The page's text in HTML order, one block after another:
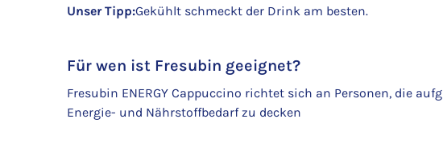
Unser Tipp:Gekühlt schmeckt der Drink am besten.
Für wen ist Fresubin geeignet?
Fresubin ENERGY Cappuccino richtet sich an Personen, die
Energie- und Nährstoffbedarf zu decken